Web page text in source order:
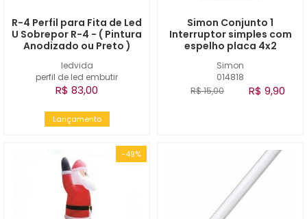
ledvida
perfil de led embutir
R-4 Perfil para Fita de Led
U Sobrepor R-4 - ( Pintura
Anodizado ou Preto )
R$ 83,00
Lançamento
Simon
014818
Simon Conjunto 1
Interruptor simples com
espelho placa 4x2
R$ 15,00 R$ 9,90
-49%